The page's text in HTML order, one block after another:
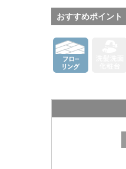
おすすめポイント